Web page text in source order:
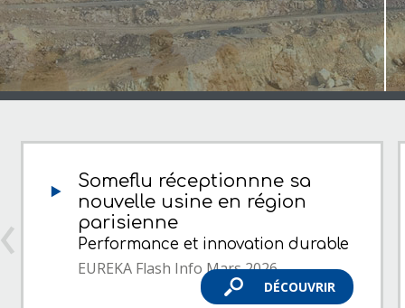
Someflu réceptionnne sa
nouvelle usine en région
parisienne
Performance et innovation durable
EUREKA Flash Info Mars 2026
DÉCOUVRIR